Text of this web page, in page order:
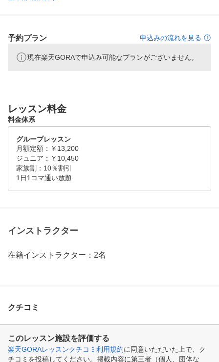
予約プラン 申込みの流れを見る
現在楽天GORAで申込み可能なプランがございません。
レッスン料金
料金体系
グループレッスン
月額定額：￥13,200
ジュニア：￥10,450
家族割：10％割引
1日1コマ通い放題
インストラクター
在籍インストラクター：2名
クチコミ
このレッスン施設を評価する
楽天GORAレッスンクチコミ利用規約に同意いただいた上で、ク
チコミを投稿してください。掲載内容に第三者（個人、団体な